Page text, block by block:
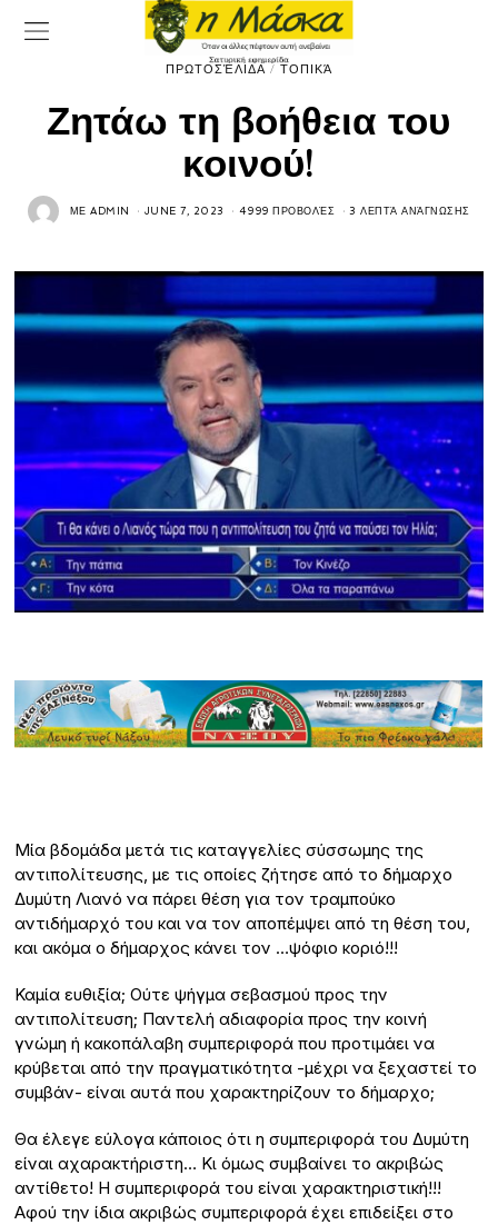
ΠΡΩΤΟΣΈΛΙΔΑ / ΤΟΠΙΚΆ
Ζητάω τη βοήθεια του
κοινού!
ΜΕADMIN JUNE 7, 2023 4999 ΠΡΟΒΟΛΈΣ 3 ΛΕΠΤΆ ΑΝΆΓΝΩΣΗΣ
Μία βδομάδα μετά τις καταγγελίες σύσσωμης της
αντιπολίτευσης, με τις οποίες ζήτησε από το δήμαρχο
Δυμύτη Λιανό να πάρει θέση για τον τραμπούκο
αντιδήμαρχό του και να τον αποπέμψει από τη θέση του,
και ακόμα ο δήμαρχος κάνει τον …ψόφιο κοριό!!!
Καμία ευθιξία; Ούτε ψήγμα σεβασμού προς την
αντιπολίτευση; Παντελή αδιαφορία προς την κοινή
γνώμη ή κακοπάλαβη συμπεριφορά που προτιμάει να
κρύβεται από την πραγματικότητα -μέχρι να ξεχαστεί το
συμβάν- είναι αυτά που χαρακτηρίζουν το δήμαρχο;
Θα έλεγε εύλογα κάποιος ότι η συμπεριφορά του Δυμύτη
είναι αχαρακτήριστη… Κι όμως συμβαίνει το ακριβώς
αντίθετο! Η συμπεριφορά του είναι χαρακτηριστική!!!
Αφού την ίδια ακριβώς συμπεριφορά έχει επιδείξει στο